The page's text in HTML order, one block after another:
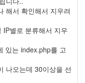
해서 확인해서 지우려
별로 분류해서 지우
있는 index.php를 고
나오는데 30이상을 선